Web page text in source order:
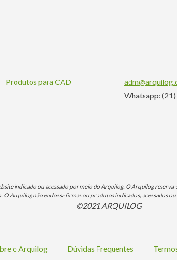
Produtos para CAD
Whatsapp:
indicado ou acessado por meio do Arquilog. O Arquilog
O Arquilog não endossa firmas ou produtos indicados, acessados ou
©2021 ARQUILOG
o Arquilog Dúvidas Frequentes